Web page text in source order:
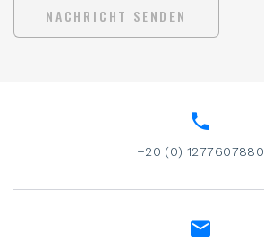
NACHRICHT SENDEN
+20 (0) 1277607880